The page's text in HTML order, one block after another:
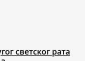
светског рата